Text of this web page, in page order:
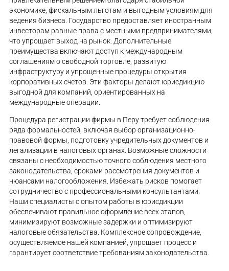
экономике, фискальным льготам и выгодным условиям для
ведения бизнеса. Государство предоставляет иностранным
инвесторам равные права с местными предпринимателями,
что упрощает выход на рынок. Дополнительные
преимущества включают доступ к международным
соглашениям о свободной торговле, развитую
инфраструктуру и упрощенные процедуры открытия
корпоративных счетов. Эти факторы делают юрисдикцию
выгодной для компаний, ориентированных на
международные операции.
Процедура регистрации фирмы в Перу требует соблюдения
ряда формальностей, включая выбор организационно-
правовой формы, подготовку учредительных документов и
легализации в налоговых органах. Возможные сложности
связаны с необходимостью точного соблюдения местного
законодательства, сроками рассмотрения документов и
нюансами налогообложения. Избежать рисков помогает
сотрудничество с профессиональными консультантами.
Наши специалисты с опытом работы в юрисдикции
обеспечивают правильное оформление всех этапов,
минимизируют возможные задержки и оптимизируют
налоговые обязательства. Комплексное сопровождение,
осуществляемое нашей компанией, упрощает процесс и
гарантирует соответствие требованиям законодательства.